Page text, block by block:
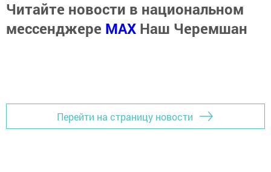
Читайте новости в национальном
мессенджере MАХ Наш Черемшан
Перейти на страницу новости